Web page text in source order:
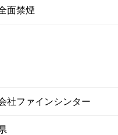
面禁煙
社ファインシンター